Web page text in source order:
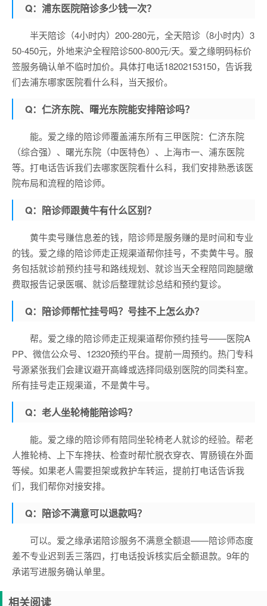
Q：浦东医院陪诊多少钱一次？
半天陪诊（4小时内）200-280元，全天陪诊（8小时内）3
50-450元，外地来沪全程陪诊500-800元/天。爱之缘明码标价
签服务确认单不临时加价。具体打电话18202153150，告诉我
们去浦东哪家医院看什么科，当天报价。
Q：仁济东院、曙光东院能安排陪诊吗？
能。爱之缘的陪诊师覆盖浦东所有三甲医院：仁济东院
（综合强）、曙光东院（中医特色）、上海市一、浦东医院
等。打电话告诉我们去哪家医院看什么科，我们安排熟悉该医
院布局和流程的陪诊师。
Q：陪诊师跟黄牛有什么区别？
黄牛卖号赚信息差的钱，陪诊师是服务赚的是时间和专业
的钱。爱之缘的陪诊师走正规渠道帮你挂号，不卖黄牛号。服
务包括就诊前预约挂号和路线规划、就诊当天全程陪同跑腿缴
费取报告记录医嘱、就诊后整理就诊总结和预约复诊。
Q：陪诊师帮忙挂号吗？号挂不上怎么办？
帮。爱之缘的陪诊师走正规渠道帮你预约挂号——医院A
PP、微信公众号、12320预约平台。提前一周预约。热门专科
号源紧张我们会建议避开高峰或选择同级别医院的同类科室。
所有挂号走正规渠道，不是黄牛号。
Q：老人坐轮椅能陪诊吗？
能。爱之缘的陪诊师有陪同坐轮椅老人就诊的经验。帮老
人推轮椅、上下车搀扶、检查时帮忙脱衣穿衣、胃肠镜在外面
等候。如果老人需要担架或救护车转运，提前打电话告诉我
们，我们帮你对接安排。
Q：陪诊不满意可以退款吗？
可以。爱之缘承诺陪诊服务不满意全额退——陪诊师态度
差不专业迟到丢三落四，打电话投诉核实后全额退款。9年的
承诺写进服务确认单里。
相关阅读